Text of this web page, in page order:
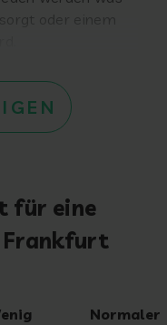
oder einem
für eine
Frankfurt
Normaler